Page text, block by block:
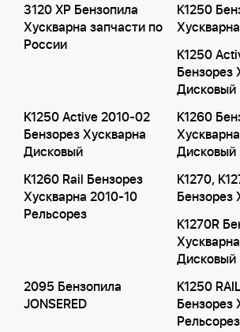
3120 XP Бензопила
Хускварна запчасти по
России
K1250
K1250
Бензорез
Дисковый
K1250 Active 2010-02
Бензорез Хускварна
Дисковый
K1260
Дисковый
K1260 Rail Бензорез
Хускварна 2010-10
Рельсорез
K1270,
Бензорез
K1270R
Дисковый
2095 Бензопила
JONSERED
K1250
Бензорез
Рельсорез